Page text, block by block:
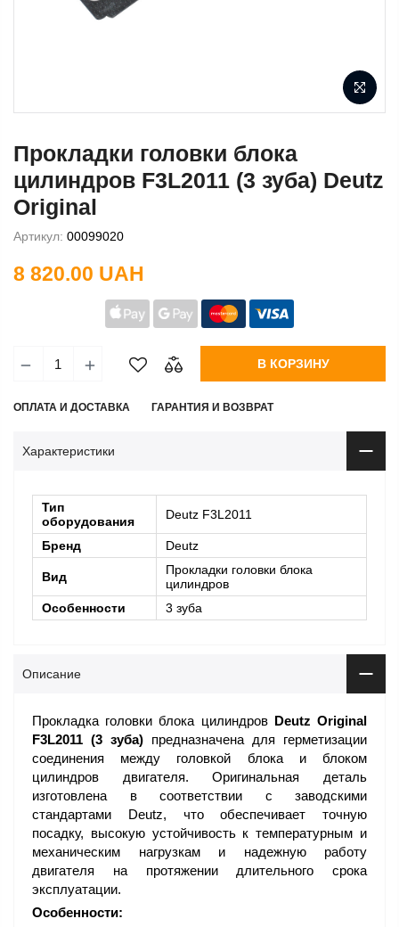
Прокладки головки блока
цилиндров F3L2011 (3 зуба) Deutz
Original
Артикул: 00099020
8 820.00 UAH
В КОРЗИНУ
ОПЛАТА И ДОСТАВКА ГАРАНТИЯ И ВОЗВРАТ
Характеристики
Тип
оборудования
Deutz F3L2011
Бренд Deutz
Вид
Прокладки головки блока
цилиндров
Особенности
3 зуба
Описание
Прокладка головки блока цилиндров Deutz Original
F3L2011 (3 зуба) предназначена для герметизации
соединения между головкой блока и блоком
цилиндров двигателя. Оригинальная деталь
изготовлена в соответствии с заводскими
стандартами Deutz, что обеспечивает точную
посадку, высокую устойчивость к температурным и
механическим нагрузкам и надежную работу
двигателя на протяжении длительного срока
эксплуатации.
Особенности: